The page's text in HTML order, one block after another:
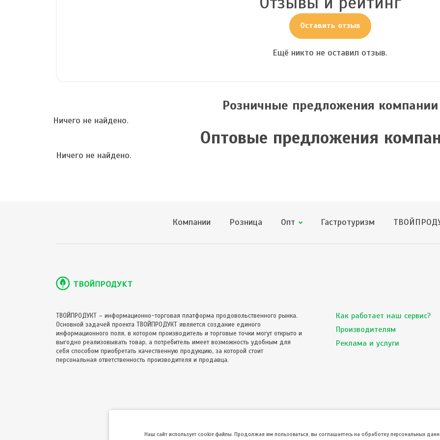
Оставить отзыв
Ещё никто не оставил отзыв.
Розничные предложения компании
Ничего не найдено.
Оптовые предложения
Ничего не найдено.
Компании Розница Опт Гастротуризм
ТВОЙПРОДУКТ – информационно-торговая платформа продовольственного рынка.
Основной задачей проекта ТВОЙПРОДУКТ является создание единого
информационного поля, в котором производитель и торговые точки могут открыто и
выгодно реализовывать товар, а потребитель имеет возможность удобным для
себя способом приобретать качественную продукцию, за которой стоит
персональная ответственность производителя и продавца.
Как работает наш сервис?
Производителям
Реклама и услуги
Hаш сайт использует cookie файлы. Продолжая им пользоваться, вы соглашаетесь на обработку персональных